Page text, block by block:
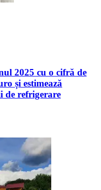
2025 cu o cifră de
și estimează
de refrigerare